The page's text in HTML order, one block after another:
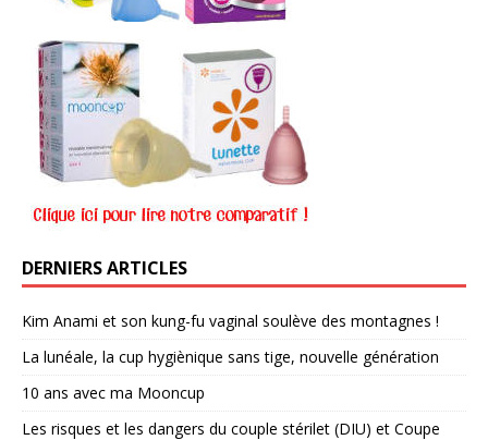
DERNIERS ARTICLES
Kim Anami et son kung-fu vaginal soulève des montagnes !
La lunéale, la cup hygiènique sans tige, nouvelle génération
10 ans avec ma Mooncup
Les risques et les dangers du couple stérilet (DIU) et Coupe